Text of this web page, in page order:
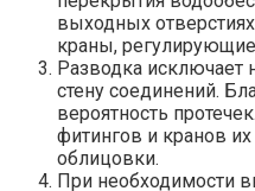
выходных
краны,
Разводка исключает
стену соединений.
вероятность
фитингов и кранов
облицовки.
При необходимости